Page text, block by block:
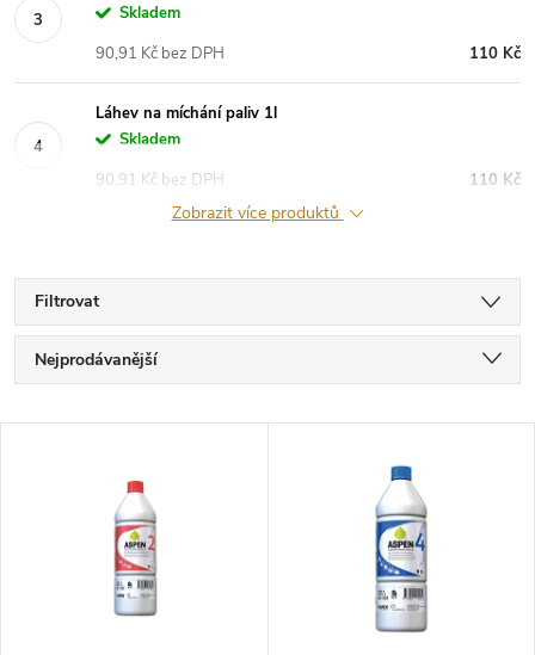
Skladem
110 Kč
90,91 Kč bez DPH
Láhev na míchání paliv 1l
Skladem
110 Kč
90,91 Kč bez DPH
Zobrazit více produktů
Filtrovat
Ř
a
Nejprodávanější